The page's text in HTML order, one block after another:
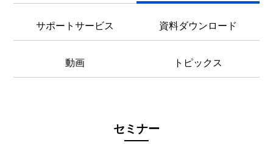
サポートサービス 資料ダウンロード
動画 トピックス
セミナー